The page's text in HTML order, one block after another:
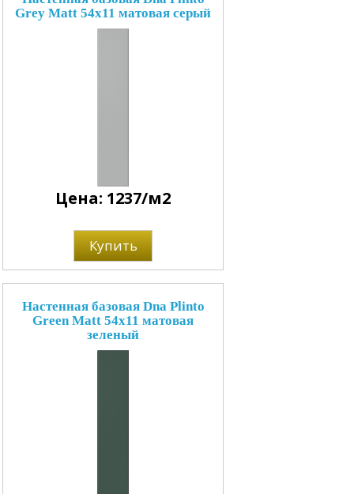
Grey Matt 54x11 матовая серый
Цена: 1237/м2
Купить
Настенная базовая Dna Plinto
Green Matt 54x11 матовая
зеленый